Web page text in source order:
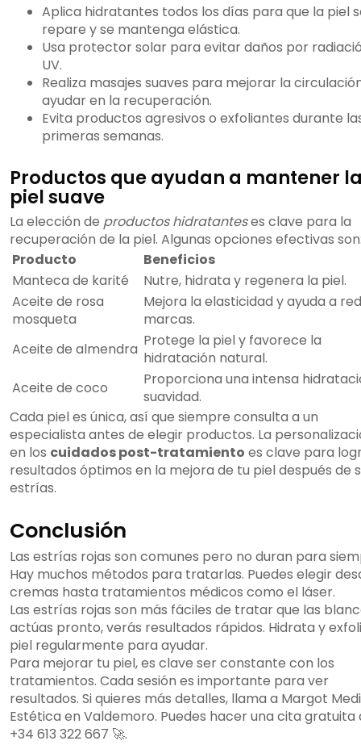
Aplica hidratantes todos los días para que la piel
repare y se mantenga elástica.
Usa protector solar para evitar daños por
UV.
Realiza masajes suaves para mejorar la
ayudar en la recuperación.
Evita productos agresivos o exfoliantes durante
primeras semanas.
Productos que ayudan a mantener
piel suave
La elección de productos hidratanteses clave para la
recuperación de la piel. Algunas opciones efectivas
Producto
Beneficios
Manteca de karité
Nutre, hidrata y regenera la piel.
Aceite de rosa
mosqueta
Mejora la elasticidad y ayuda a
marcas.
Aceite de almendra Protege la piel y favorece la
hidratación natural.
Aceite de coco
Proporciona una intensa
suavidad.
Cada piel es única, así que siempre consulta a un
especialista antes de elegir productos. La
en los cuidados post-tratamiento es clave para
resultados óptimos en la mejora de tu piel después de
estrías.
Conclusión
Las estrías rojas son comunes pero no duran para
Hay muchos métodos para tratarlas. Puedes elegir
cremas hasta tratamientos médicos como el láser.
Las estrías rojas son más fáciles de tratar que las
actúas pronto, verás resultados rápidos. Hidrata y
piel regularmente para ayudar.
Para mejorar tu piel, es clave ser constante con los
tratamientos. Cada sesión es importante para ver
resultados. Si quieres más detalles, llama a Margot
Estética en Valdemoro. Puedes hacer una cita gratuita
+34 613 322 667 🚀.